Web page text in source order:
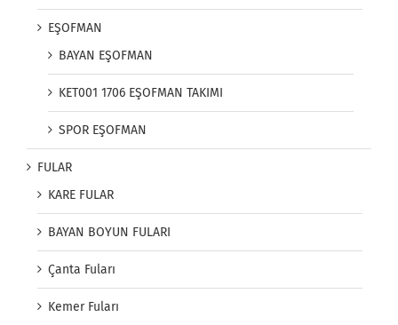
EŞOFMAN
BAYAN EŞOFMAN
KET001 1706 EŞOFMAN TAKIMI
SPOR EŞOFMAN
FULAR
KARE FULAR
BAYAN BOYUN FULARI
Çanta Fuları
Kemer Fuları